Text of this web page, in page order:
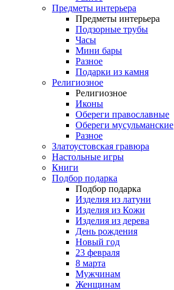
Предметы интерьера
Предметы интерьера
Подзорные трубы
Часы
Мини бары
Разное
Подарки из камня
Религиозное
Религиозное
Иконы
Обереги православные
Обереги мусульманские
Разное
Златоустовская гравюра
Настольные игры
Книги
Подбор подарка
Подбор подарка
Изделия из латуни
Изделия из Кожи
Изделия из дерева
День рождения
Новый год
23 февраля
8 марта
Мужчинам
Женщинам